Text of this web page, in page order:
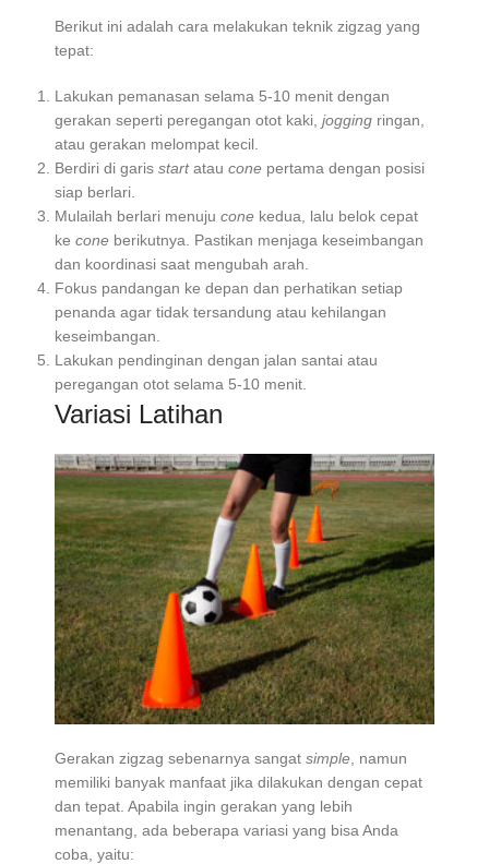
Berikut ini adalah cara melakukan teknik zigzag yang
tepat:
Lakukan pemanasan selama 5-10 menit dengan
gerakan seperti peregangan otot kaki, jogging ringan,
atau gerakan melompat kecil.
Berdiri di garis startatau cone pertama dengan posisi
siap berlari.
Mulailah berlari menuju cone kedua, lalu belok cepat
ke cone berikutnya. Pastikan menjaga keseimbangan
dan koordinasi saat mengubah arah.
Fokus pandangan ke depan dan perhatikan setiap
penanda agar tidak tersandung atau kehilangan
keseimbangan.
Lakukan pendinginan dengan jalan santai atau
peregangan otot selama 5-10 menit.
Variasi Latihan
Gerakan zigzag sebenarnya sangat simple , namun
memiliki banyak manfaat jika dilakukan dengan cepat
dan tepat. Apabila ingin gerakan yang lebih
menantang, ada beberapa variasi yang bisa Anda
coba, yaitu: